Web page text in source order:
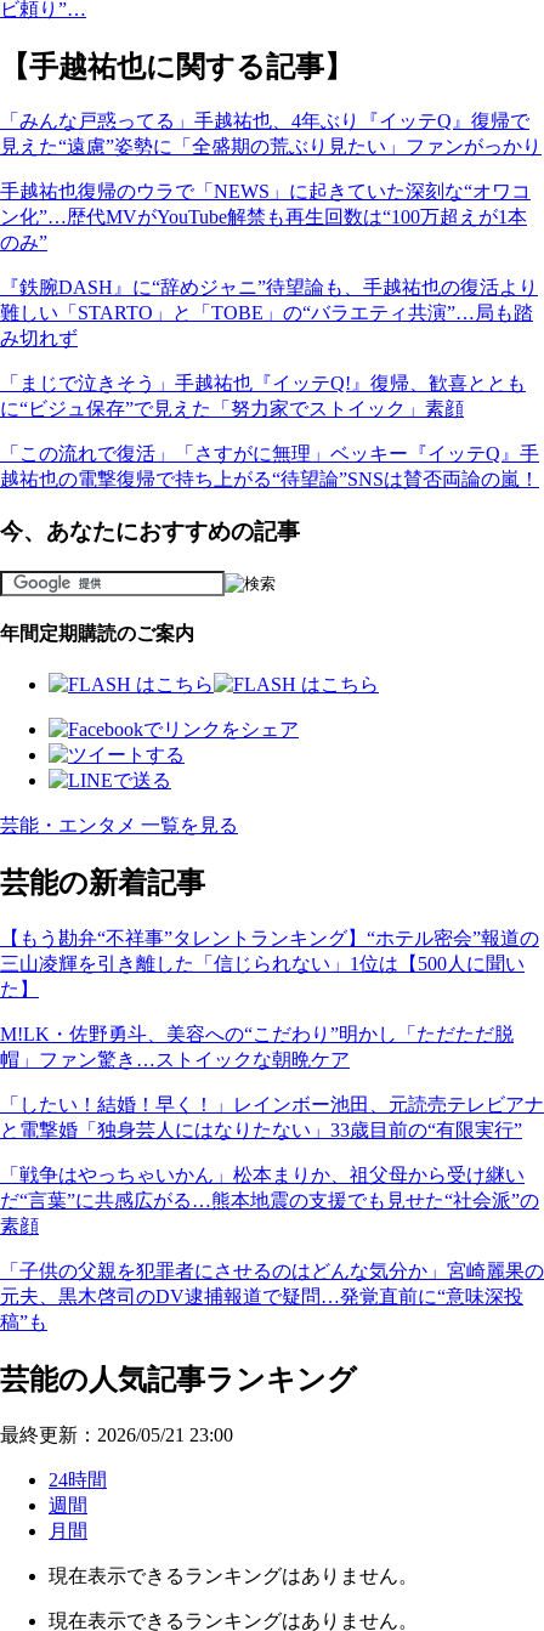
ビ頼り”…
【手越祐也に関する記事】
「みんな戸惑ってる」手越祐也、4年ぶり『イッテQ』復帰で
見えた“遠慮”姿勢に「全盛期の荒ぶり見たい」ファンがっかり
手越祐也復帰のウラで「NEWS」に起きていた深刻な“オワコ
ン化”…歴代MVがYouTube解禁も再生回数は“100万超えが1本
のみ”
『鉄腕DASH』に“辞めジャニ”待望論も、手越祐也の復活より
難しい「STARTO」と「TOBE」の“バラエティ共演”…局も踏
み切れず
「まじで泣きそう」手越祐也『イッテQ!』復帰、歓喜ととも
に“ビジュ保存”で見えた「努力家でストイック」素顔
「この流れで復活」「さすがに無理」ベッキー『イッテQ』手
越祐也の電撃復帰で持ち上がる“待望論”SNSは賛否両論の嵐！
今、あなたにおすすめの記事
年間定期購読のご案内
芸能・エンタメ 一覧を見る
芸能の新着記事
【もう勘弁“不祥事”タレントランキング】“ホテル密会”報道の
三山凌輝を引き離した「信じられない」1位は【500人に聞い
た】
M!LK・佐野勇斗、美容への“こだわり”明かし「ただただ脱
帽」ファン驚き…ストイックな朝晩ケア
「したい！結婚！早く！」レインボー池田、元読売テレビアナ
と電撃婚「独身芸人にはなりたない」33歳目前の“有限実行”
「戦争はやっちゃいかん」松本まりか、祖父母から受け継い
だ“言葉”に共感広がる…熊本地震の支援でも見せた“社会派”の
素顔
「子供の父親を犯罪者にさせるのはどんな気分か」宮崎麗果の
元夫、黒木啓司のDV逮捕報道で疑問…発覚直前に“意味深投
稿”も
芸能の人気記事ランキング
最終更新：2026/05/21 23:00
24時間
週間
月間
現在表示できるランキングはありません。
現在表示できるランキングはありません。